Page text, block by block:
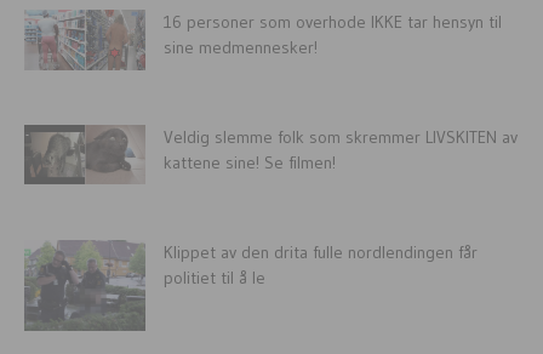
16 personer som overhode IKKE tar hensyn til
sine medmennesker!
Veldig slemme folk som skremmer LIVSKITEN av
kattene sine! Se filmen!
Klippet av den drita fulle nordlendingen får
politiet til å le